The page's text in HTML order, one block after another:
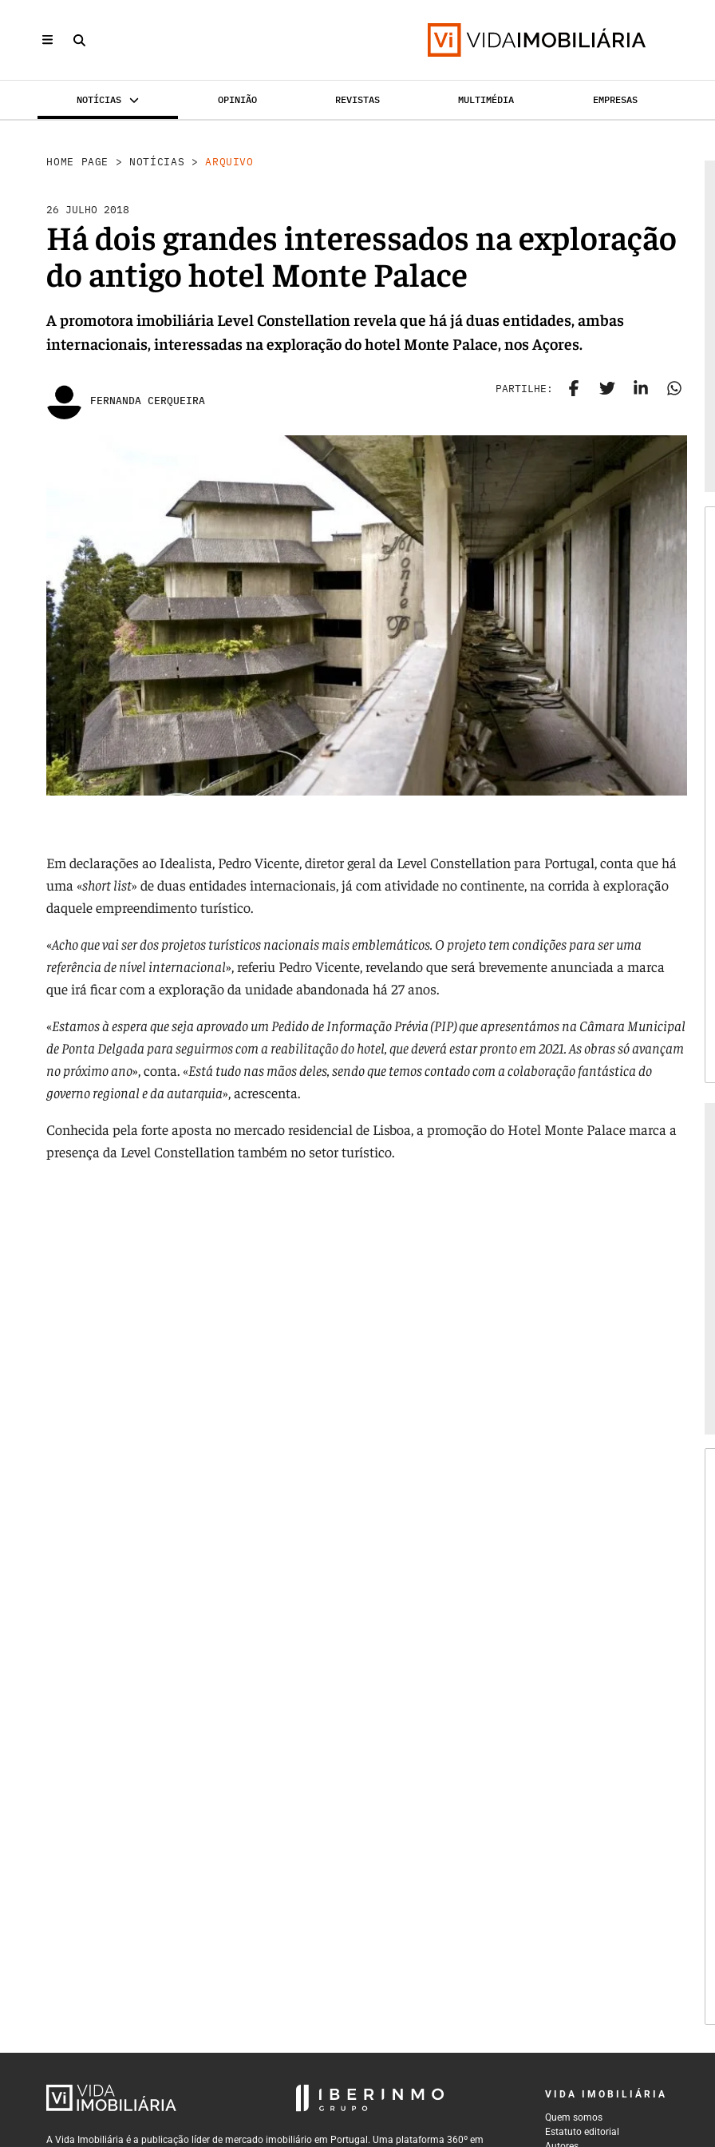
NOTÍCIAS OPINIÃO REVISTAS MULTIMÉDIA EMPRESAS
HOME PAGE > NOTÍCIAS >ARQUIVO
26 JULHO 2018
Há dois grandes interessados na exploração
do antigo hotel Monte Palace
A promotora imobiliária Level Constellation revela que há já duas entidades, ambas
internacionais, interessadas na exploração do hotel Monte Palace, nos Açores.
FERNANDA CERQUEIRA
PARTILHE:
Em declarações ao Idealista, Pedro Vicente, diretor geral da Level Constellation para Portugal, conta que há
uma «short list» de duas entidades internacionais, já com atividade no continente, na corrida à exploração
daquele empreendimento turístico.
«Acho que vai ser dos projetos turísticos nacionais mais emblemáticos. O projeto tem condições para ser uma
referência de nível internacional», referiu Pedro Vicente, revelando que será brevemente anunciada a marca
que irá ficar com a exploração da unidade abandonada há 27 anos.
«Estamos à espera que seja aprovado um Pedido de Informação Prévia (PIP) que apresentámos na Câmara Municipal
de Ponta Delgada para seguirmos com a reabilitação do hotel, que deverá estar pronto em 2021. As obras só avançam
no próximo ano», conta. «Está tudo nas mãos deles, sendo que temos contado com a colaboração fantástica do
governo regional e da autarquia», acrescenta.
Conhecida pela forte aposta no mercado residencial de Lisboa, a promoção do Hotel Monte Palace marca a
presença da Level Constellation também no setor turístico.
A Vida Imobiliária é a publicação líder de mercado imobiliário em Portugal. Uma plataforma 360º em
VIDA IMOBILIÁRIA
Quem somos
Estatuto editorial